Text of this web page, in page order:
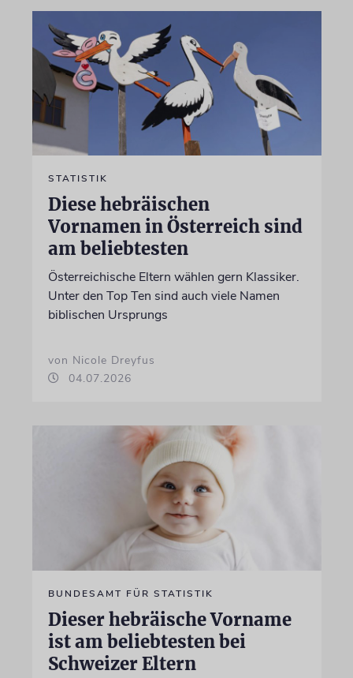
STATISTIK
Diese hebräischen
Vornamen in Österreich sind
am beliebtesten
Österreichische Eltern wählen gern Klassiker.
Unter den Top Ten sind auch viele Namen
biblischen Ursprungs
von Nicole Dreyfus
04.07.2026
BUNDESAMT FÜR STATISTIK
Dieser hebräische Vorname
ist am beliebtesten bei
Schweizer Eltern